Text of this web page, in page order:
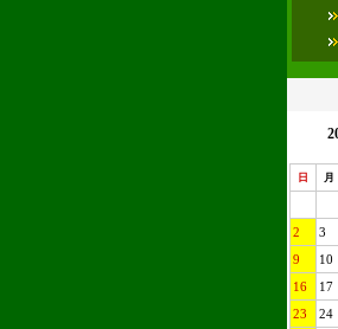
日 月
2
3
9
10
16
17
23
24